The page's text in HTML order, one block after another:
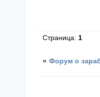
Страница:1
» Форум о